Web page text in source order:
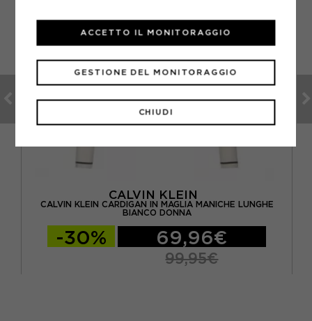
CALVIN KLEIN
CALVIN KLEIN CARDIGAN IN MAGLIA MANICHE LUNGHE
BIANCO DONNA
-30% 69,96€
99,95€
CHIUDI
GESTIONE DEL MONITORAGGIO
ACCETTO IL MONITORAGGIO